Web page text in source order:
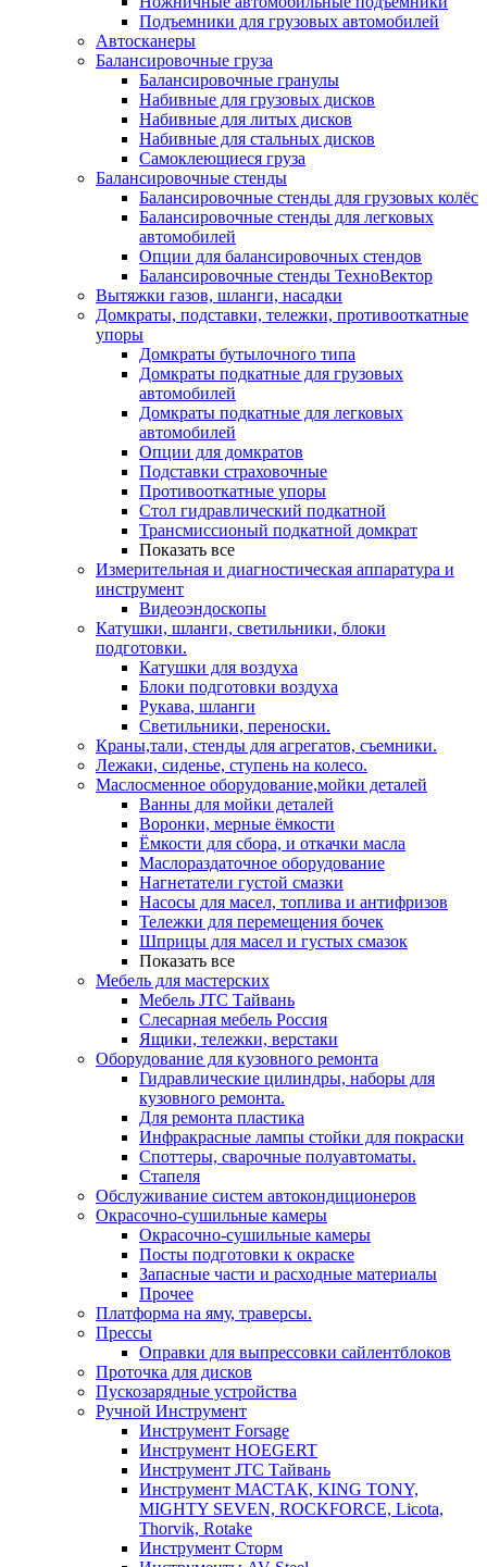
Подъемники для грузовых автомобилей
Автосканеры
Балансировочные груза
Балансировочные гранулы
Набивные для грузовых дисков
Набивные для литых дисков
Набивные для стальных дисков
Самоклеющиеся груза
Балансировочные стенды
Балансировочные стенды для грузовых колёс
Балансировочные стенды для легковых
автомобилей
Опции для балансировочных стендов
Балансировочные стенды ТехноВектор
Вытяжки газов, шланги, насадки
Домкраты, подставки, тележки, противооткатные
упоры
Домкраты бутылочного типа
Домкраты подкатные для грузовых
автомобилей
Домкраты подкатные для легковых
автомобилей
Опции для домкратов
Подставки страховочные
Противооткатные упоры
Стол гидравлический подкатной
Трансмиссионый подкатной домкрат
Показать все
Измерительная и диагностическая аппаратура и
инструмент
Видеоэндоскопы
Катушки, шланги, светильники, блоки
подготовки.
Катушки для воздуха
Блоки подготовки воздуха
Рукава, шланги
Светильники, переноски.
Краны,тали, стенды для агрегатов, съемники.
Лежаки, сиденье, ступень на колесо.
Маслосменное оборудование,мойки деталей
Ванны для мойки деталей
Воронки, мерные ёмкости
Ёмкости для сбора, и откачки масла
Маслораздаточное оборудование
Нагнетатели густой смазки
Насосы для масел, топлива и антифризов
Тележки для перемещения бочек
Шприцы для масел и густых смазок
Показать все
Мебель для мастерских
Мебель JTC Тайвань
Слесарная мебель Россия
Ящики, тележки, верстаки
Оборудование для кузовного ремонта
Гидравлические цилиндры, наборы для
кузовного ремонта.
Для ремонта пластика
Инфракрасные лампы стойки для покраски
Споттеры, сварочные полуавтоматы.
Стапеля
Обслуживание систем автокондиционеров
Окрасочно-сушильные камеры
Окрасочно-сушильные камеры
Посты подготовки к окраске
Запасные части и расходные материалы
Прочее
Платформа на яму, траверсы.
Прессы
Оправки для выпрессовки сайлентблоков
Проточка для дисков
Пускозарядные устройства
Ручной Инструмент
Инструмент Forsage
Инструмент HOEGERT
Инструмент JTC Тайвань
Инструмент МАСТАК, KING TONY,
MIGHTY SEVEN, ROCKFORCE, Licota,
Thorvik, Rotake
Инструмент Сторм